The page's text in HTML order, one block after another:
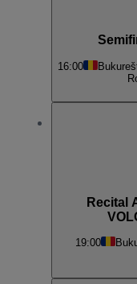
16:00
Recital
19:00